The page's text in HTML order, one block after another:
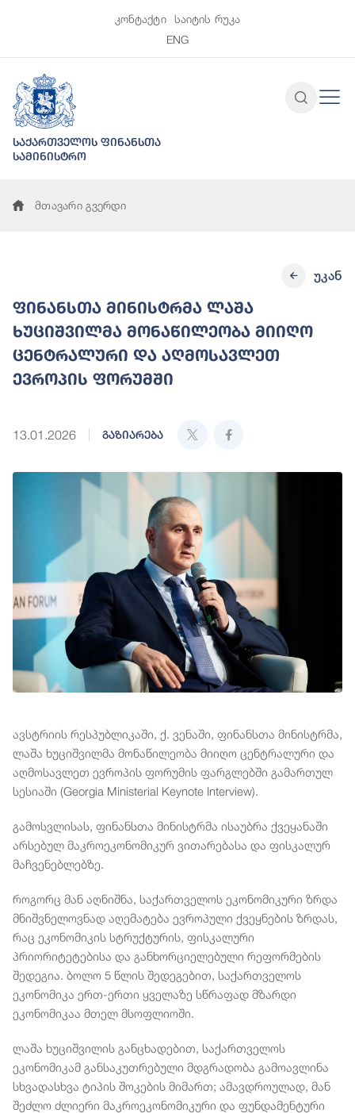
კონტაქტი
საიტის რუკა
ENG
საქართველოს ფინანსთა
სამინისტრო
მთავარი გვერდი
ფინანსთა მინისტრმა ლაშა
ხუციშვილმა მონაწილეობა მიიღო
ცენტრალური და აღმოსავლეთ
ევროპის ფორუმში
13.01.2026 გაზიარება
უკან
ავსტრიის რესპუბლიკაში, ქ. ვენაში, ფინანსთა მინისტრმა,
ლაშა ხუციშვილმა მონაწილეობა მიიღო ცენტრალური და
აღმოსავლეთ ევროპის ფორუმის ფარგლებში გამართულ
სესიაში (Georgia Ministerial Keynote Interview).
გამოსვლისას, ფინანსთა მინისტრმა ისაუბრა ქვეყანაში
არსებულ მაკროეკონომიკურ ვითარებასა და ფისკალურ
მაჩვენებლებზე.
როგორც მან აღნიშნა, საქართველოს ეკონომიკური ზრდა
მნიშვნელოვნად აღემატება ევროპული ქვეყნების ზრდას,
რაც ეკონომიკის სტრუქტურის, ფისკალური
პრიორიტეტებისა და განხორციელებული რეფორმების
შედეგია. ბოლო 5 წლის შედეგებით, საქართველოს
ეკონომიკა ერთ-ერთი ყველაზე სწრაფად მზარდი
ეკონომიკაა მთელ მსოფლიოში.
ლაშა ხუციშვილის განცხადებით, საქართველოს
ეკონომიკამ განსაკუთრებული მდგრადობა გამოავლინა
სხვადასხვა ტიპის შოკების მიმართ; ამავდროულად, მან
შეძლო ძლიერი მაკროეკონომიკური და ფუნდამენტური